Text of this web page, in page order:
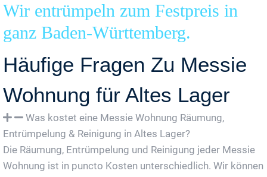
Wir entrümpeln zum Festpreis in
ganz Baden-Württemberg.
Häufige Fragen Zu Messie
Wohnung für Altes Lager
Was kostet eine Messie Wohnung Räumung,
Entrümpelung & Reinigung in Altes Lager?
Die Räumung, Entrümpelung und Reinigung jeder Messie
Wohnung ist in puncto Kosten unterschiedlich. Wir können